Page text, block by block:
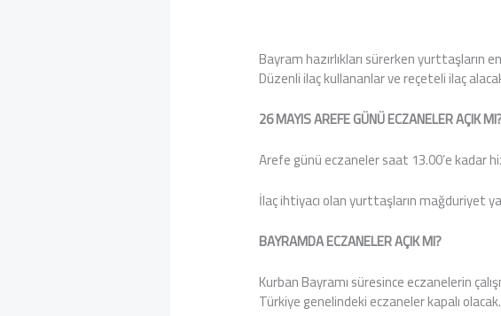
Bayram hazırlıkları sürerken yurttaşların
Düzenli ilaç kullananlar ve reçeteli ilaç
26 MAYIS AREFE GÜNÜ ECZANELER AÇIK
Arefe günü eczaneler saat 13.00’e kadar
İlaç ihtiyacı olan yurttaşların mağduriyet
BAYRAMDA ECZANELER AÇIK MI?
Kurban Bayramı süresince eczanelerin
Türkiye genelindeki eczaneler kapalı olacak.